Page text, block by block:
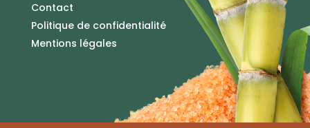
Contact
Politique de confidentialité
Mentions légales